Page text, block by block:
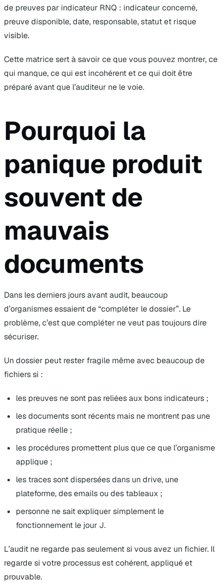
de preuves par indicateur RNQ : indicateur concerné,
preuve disponible, date, responsable, statut et risque
visible.
Cette matrice sert à savoir ce que vous pouvez montrer, ce
qui manque, ce qui est incohérent et ce qui doit être
préparé avant que l’auditeur ne le voie.
Pourquoi la
panique produit
souvent de
mauvais
documents
Dans les derniers jours avant audit, beaucoup
d’organismes essaient de “compléter le dossier”. Le
problème, c’est que compléter ne veut pas toujours dire
sécuriser.
Un dossier peut rester fragile même avec beaucoup de
fichiers si :
les preuves ne sont pas reliées aux bons indicateurs ;
les documents sont récents mais ne montrent pas une
pratique réelle ;
les procédures promettent plus que ce que l’organisme
applique ;
les traces sont dispersées dans un drive, une
plateforme, des emails ou des tableaux ;
personne ne sait expliquer simplement le
fonctionnement le jour J.
L’audit ne regarde pas seulement si vous avez un fichier. Il
regarde si votre processus est cohérent, appliqué et
prouvable.